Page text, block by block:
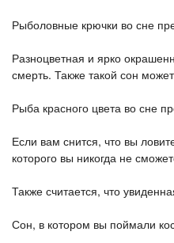
Рыболовные крючки во сне
Разноцветная и ярко
смерть. Также такой сон
Рыба красного цвета во сне
Если вам снится, что вы
которого вы никогда не
Также считается, что
Сон, в котором вы поймали